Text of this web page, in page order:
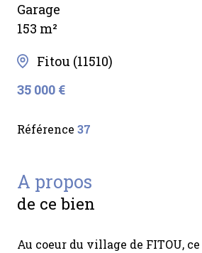
Garage
153 m²
Fitou (11510)
35 000 €
Référence 37
a propos
de ce bien
Au coeur du village de FITOU,